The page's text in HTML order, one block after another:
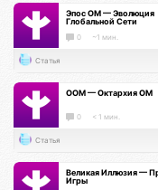
Эпос ОМ — Эволюция
Глобальной Сети
0 ~1 мин.
Статья
ООМ — Октархия ОМ
0 < 1 мин.
Статья
Великая Иллюзия —
Игры